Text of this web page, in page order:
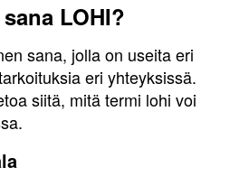
LOHI?
sana, jolla on useita eri
eri yhteyksissä.
siitä, mitä termi lohi voi